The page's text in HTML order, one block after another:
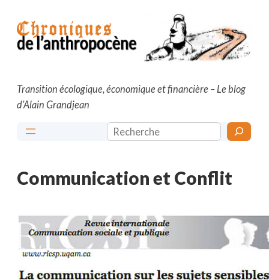
contenu
Transition écologique, économique et financière – Le blog
d’Alain Grandjean
Rechercher
Communication et Conflit